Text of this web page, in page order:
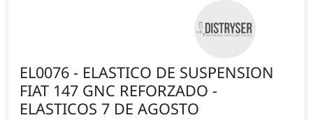
EL0076 - ELASTICO DE SUSPENSION
FIAT 147 GNC REFORZADO -
ELASTICOS 7 DE AGOSTO